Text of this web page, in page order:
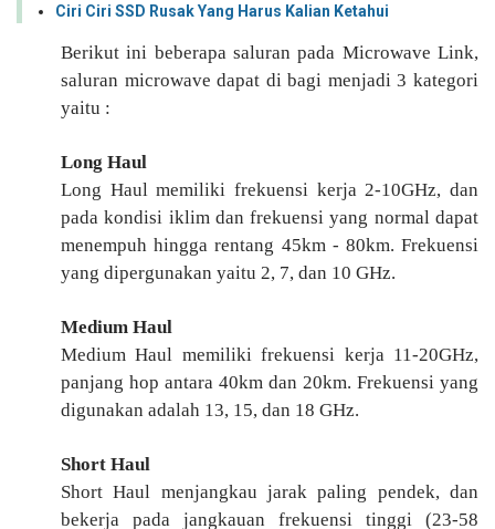
Ciri Ciri SSD Rusak Yang Harus Kalian Ketahui
Berikut ini beberapa saluran pada Microwave Link,
saluran microwave dapat di bagi menjadi 3 kategori
yaitu :
Long Haul
Long Haul memiliki frekuensi kerja 2-10GHz, dan
pada kondisi iklim dan frekuensi yang normal dapat
menempuh hingga rentang 45km - 80km. Frekuensi
yang dipergunakan yaitu 2, 7, dan 10 GHz.
Medium Haul
Medium Haul memiliki frekuensi kerja 11-20GHz,
panjang hop antara 40km dan 20km. Frekuensi yang
digunakan adalah 13, 15, dan 18 GHz.
Short Haul
Short Haul menjangkau jarak paling pendek, dan
bekerja pada jangkauan frekuensi tinggi (23-58